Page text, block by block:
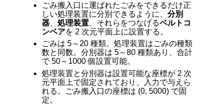
ごみ搬入口に運ばれたごみをできるだけ正
しい処理装置に分別できるように、 分別
器、 処理装置、それらをつなげるベルトコ
ンベアを 2 次元平面上に設置する。
ごみは 5～20 種類。処理装置はごみの種類
数と同数。分別器は 5～80 種類あり、合計
で 50～1000 個設置可能。
処理装置と分別器は設置可能な座標が 2 次
元平面上で固定されており、入力で与えら
れる。ごみ搬入口の座標は (0, 5000) で固
定。